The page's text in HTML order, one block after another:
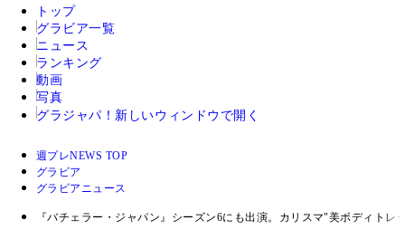
トップ
グラビア一覧
ニュース
ランキング
動画
写真
グラジャパ！ 新しいウィンドウで開く
週プレNEWS TOP
グラビア
グラビアニュース
『バチェラー・ジャパン』シーズン6にも出演。カリスマ"美ボディト